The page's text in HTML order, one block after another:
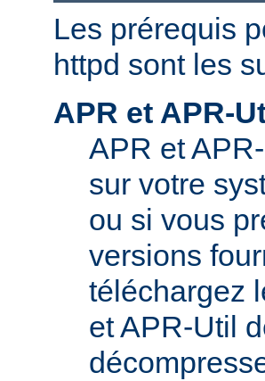
Les prérequis
httpd sont les
APR et APR-
APR et
sur votre
ou si vous
versions
téléchargez
et APR-Util